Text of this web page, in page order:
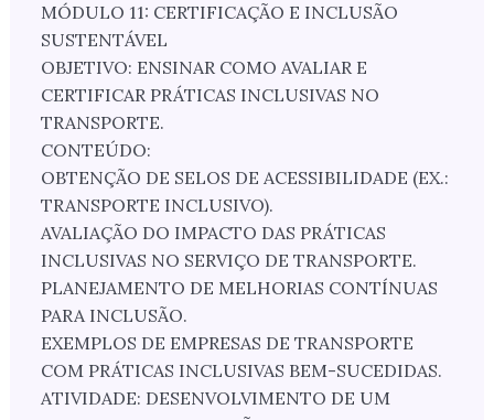
MÓDULO 11: CERTIFICAÇÃO E INCLUSÃO
SUSTENTÁVEL
OBJETIVO: ENSINAR COMO AVALIAR E
CERTIFICAR PRÁTICAS INCLUSIVAS NO
TRANSPORTE.
CONTEÚDO:
OBTENÇÃO DE SELOS DE ACESSIBILIDADE (EX.:
TRANSPORTE INCLUSIVO).
AVALIAÇÃO DO IMPACTO DAS PRÁTICAS
INCLUSIVAS NO SERVIÇO DE TRANSPORTE.
PLANEJAMENTO DE MELHORIAS CONTÍNUAS
PARA INCLUSÃO.
EXEMPLOS DE EMPRESAS DE TRANSPORTE
COM PRÁTICAS INCLUSIVAS BEM-SUCEDIDAS.
ATIVIDADE: DESENVOLVIMENTO DE UM